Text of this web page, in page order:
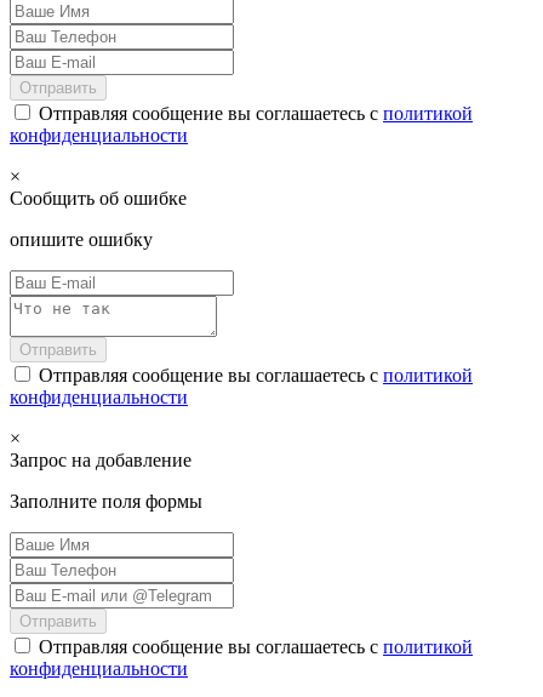
Отправить
Отправляя сообщение вы соглашаетесь с политикой
конфиденциальности
×
Сообщить об ошибке
опишите ошибку
Отправить
Отправляя сообщение вы соглашаетесь с политикой
конфиденциальности
×
Запрос на добавление
Заполните поля формы
Отправить
Отправляя сообщение вы соглашаетесь с политикой
конфиденциальности